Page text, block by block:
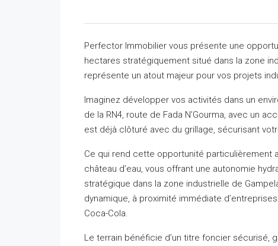
Perfector Immobilier vous présente une
hectares stratégiquement situé dans la zone
représente un atout majeur pour vos projets
Imaginez développer vos activités dans un
de la RN4, route de Fada N’Gourma, avec un
est déjà clôturé avec du grillage, sécurisant
Ce qui rend cette opportunité particulièrement
château d’eau, vous offrant une autonomie
stratégique dans la zone industrielle de
dynamique, à proximité immédiate
Coca-Cola.
Le terrain bénéficie d’un titre foncier sécurisé,